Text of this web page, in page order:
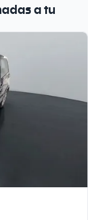
a tu